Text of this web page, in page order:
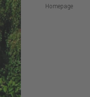
Homepage